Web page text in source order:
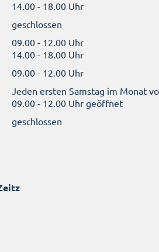
14.00 - 18.00 Uhr
geschlossen
09.00 - 12.00 Uhr
14.00 - 18.00 Uhr
09.00 - 12.00 Uhr
Jeden ersten Samstag im Monat
09.00 - 12.00 Uhr geöffnet
geschlossen